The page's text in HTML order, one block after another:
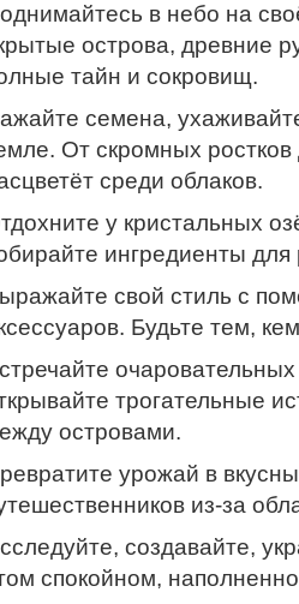
в небо на
острова, древние
тайн и сокровищ.
семена,
От скромных
среди облаков.
у кристальных
ингредиенты
свой стиль с
Будьте тем,
трогательные
островами.
урожай в
из-за
создавайте,
спокойном,